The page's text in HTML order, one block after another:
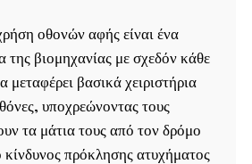
οθονών αφής είναι ένα
της βιομηχανίας με σχεδόν κάθε
βασικά χειριστήρια
υποχρεώνοντας τους
τα μάτια τους από τον δρόμο
κίνδυνος πρόκλησης ατυχήματος